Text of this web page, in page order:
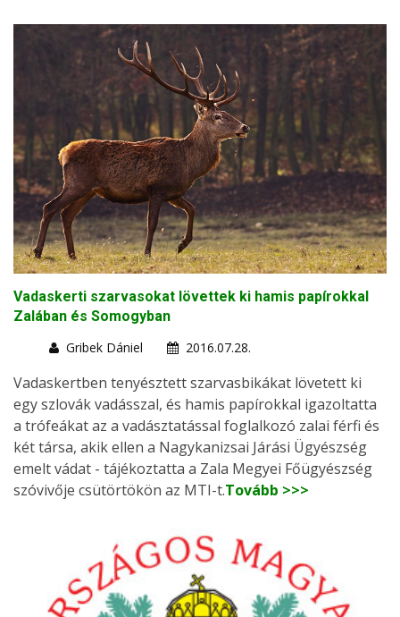
Vadaskerti szarvasokat lövettek ki hamis papírokkal
Zalában és Somogyban
Gribek Dániel
2016.07.28.
Vadaskertben tenyésztett szarvasbikákat lövetett ki
egy szlovák vadásszal, és hamis papírokkal igazoltatta
a trófeákat az a vadásztatással foglalkozó zalai férfi és
két társa, akik ellen a Nagykanizsai Járási Ügyészség
emelt vádat - tájékoztatta a Zala Megyei Főügyészség
szóvivője csütörtökön az MTI-t.Tovább >>>